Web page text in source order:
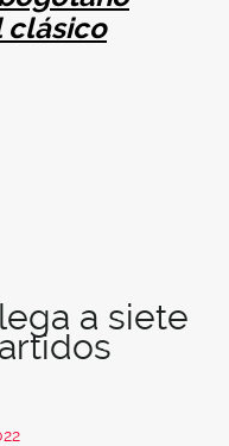
clásico
a siete